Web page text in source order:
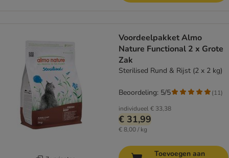
Voordeelpakket Almo
Nature Functional 2 x Grote
Zak
Sterilised Rund & Rijst (2 x 2 kg)
individueel€ 33,38
€ 31,99
€ 8,00 / kg
Beoordeling: 5/5 (11)
Toevoegen aan